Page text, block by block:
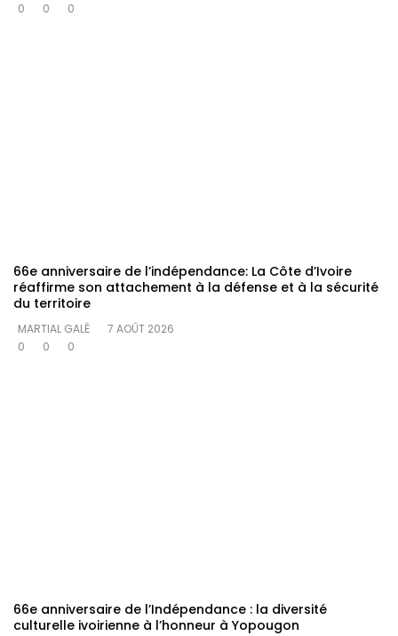
0
0 0
66e anniversaire de l’indépendance: La Côte d’Ivoire
réaffirme son attachement à la défense et à la sécurité
du territoire
MARTIAL GALÉ
7 AOÛT 2026
0
0 0
66e anniversaire de l’Indépendance : la diversité
culturelle ivoirienne à l’honneur à Yopougon